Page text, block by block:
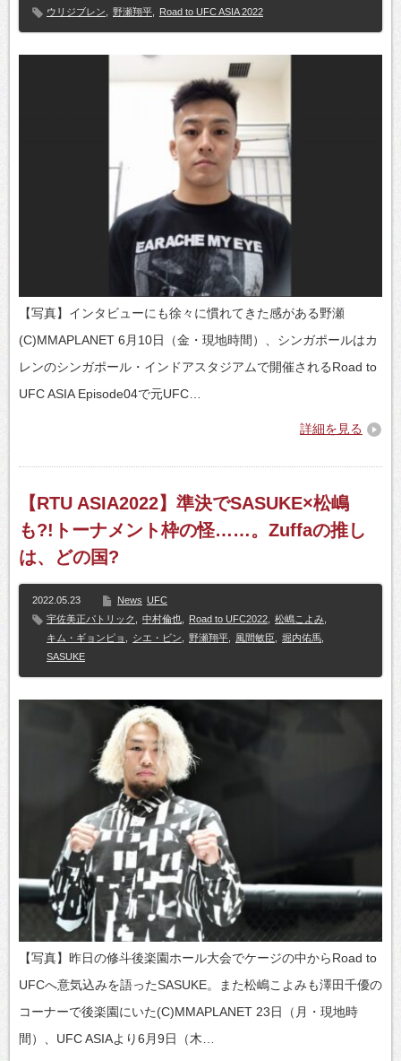
ウリジブレン 野瀬翔平 Road to UFC ASIA 2022
【写真】インタビューにも徐々に慣れてきた感がある野瀬
(C)MMAPLANET 6月10日（金・現地時間）、シンガポールはカ
レンのシンガポール・インドアスタジアムで開催されるRoad to
UFC ASIA Episode04で元UFC…
詳細を見る
【RTU ASIA2022】準決でSASUKE×松嶋
も?!トーナメント枠の怪……。Zuffaの推し
は、どの国?
2022.05.23 News UFC
宇佐美正パトリック
中村倫也 Road to UFC2022 松嶋こよみ
キム・ギョンピョ
シエ・ビン 野瀬翔平 風間敏臣 堀内佑馬
SASUKE
【写真】昨日の修斗後楽園ホール大会でケージの中からRoad to
UFCへ意気込みを語ったSASUKE。また松嶋こよみも澤田千優の
コーナーで後楽園にいた(C)MMAPLANET 23日（月・現地時
間）、UFC ASIAより6月9日（木…